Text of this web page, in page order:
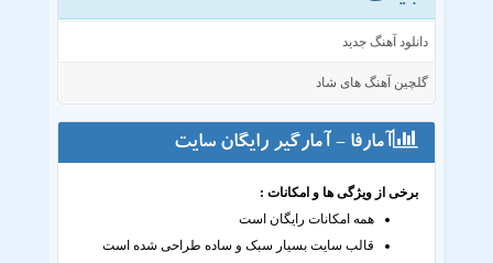
دانلود آهنگ جدید
گلچین آهنگ های شاد
آمارفا - آمارگیر رایگان سایت
برخی از ویژگی ها و امکانات :
همه امکانات رایگان است
قالب سایت بسیار سبک و ساده طراحی شده است